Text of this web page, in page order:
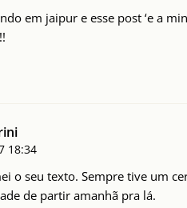
em jaipur e esse post ‘e a
18:34
o seu texto. Sempre tive um
de partir amanhã pra lá.